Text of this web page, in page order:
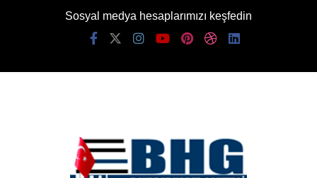
Sosyal medya hesaplarımızı keşfedin